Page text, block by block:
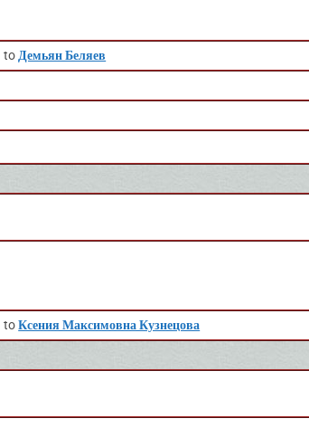
to Демьян Беляев
toКсения Максимовна Кузнецова